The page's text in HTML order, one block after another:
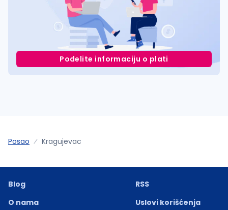
Podelite informaciju o plati
Posao Kragujevac
Blog
O nama
RSS
Uslovi korišćenja